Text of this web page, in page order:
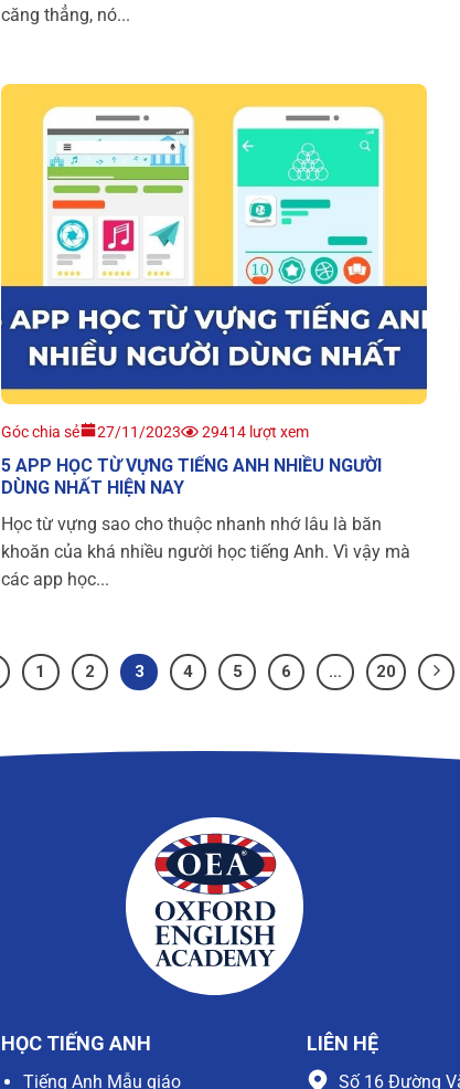
căng thẳng, nó...
Góc chia sẻ 27/11/2023 29414 lượt xem
5 APP HỌC TỪ VỰNG TIẾNG ANH NHIỀU NGƯỜI
DÙNG NHẤT HIỆN NAY
Học từ vựng sao cho thuộc nhanh nhớ lâu là băn
khoăn của khá nhiều người học tiếng Anh. Vì vậy mà
các app học...
1 2 3 4 5 6 … 20
HỌC TIẾNG ANH
Tiếng Anh Mẫu giáo
LIÊN HỆ
Số 16 Đường